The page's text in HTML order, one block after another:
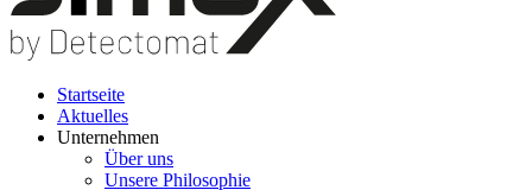
Startseite
Aktuelles
Unternehmen
Über uns
Unsere Philosophie